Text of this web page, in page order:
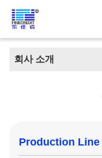
회사 소개
Production Line